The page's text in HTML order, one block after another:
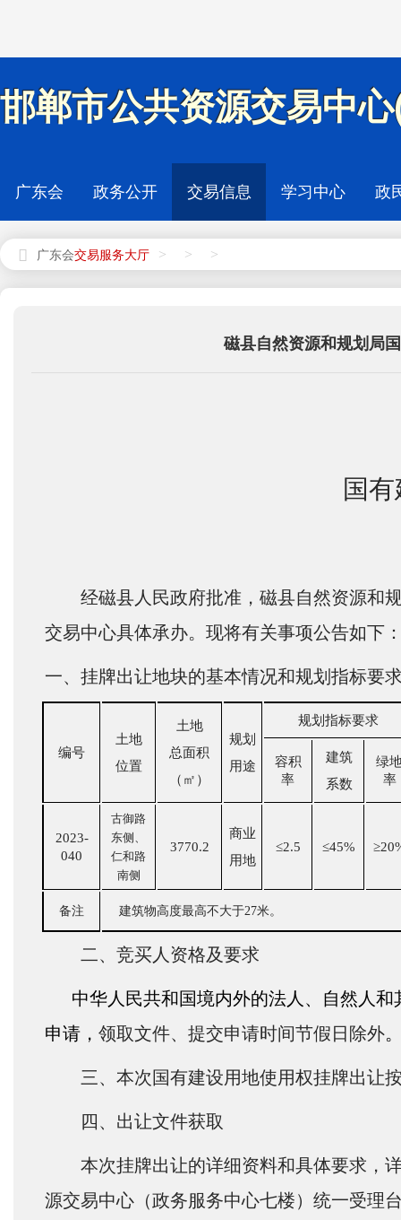
邯郸市公共资源交易中
广东会 政务公开 交易信息 学习中心 政
广东会 > > >
磁县自然资源和规划局
国
经磁县人民政府批准，磁县自然资源和
交易中心具体承办。现将有关事项公告如下
一、挂牌出让地块的基本情况和规划指标要
编号
土地
位置
土地
总面积
（㎡）
规划
用途
规划指标要求
容积
率
建筑
系数
绿
率
2023-
040
古御路
东侧、
仁和路
南侧
3770.2
商业
用地
≤2.5 ≤45%
备注 建筑物高度最高不大于27米。
二、竞买人资格及要求
中华人民共和国境内外的法人、自然人
申请， 领取文件、提交申请时间节假日除外
三、本次国有建设用地使用权挂牌出让
四、出让文件获取
本次挂牌出让的详细资料和具体要求，
源交易中心（政务服务中心七楼）统一受理